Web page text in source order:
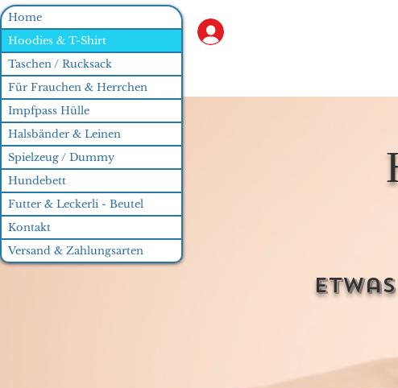
Home
Hoodies & T-Shirt
Taschen / Rucksack
Für Frauchen & Herrchen
Impfpass Hülle
Halsbänder & Leinen
Spielzeug / Dummy
Hundebett
Futter & Leckerli - Beutel
Kontakt
Versand & Zahlungsarten